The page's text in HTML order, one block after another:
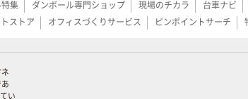
特集 ダンボール専門ショップ 現場のチカラ 台車ナビ
ストア オフィスづくりサービス ピンポイントサーチ
い